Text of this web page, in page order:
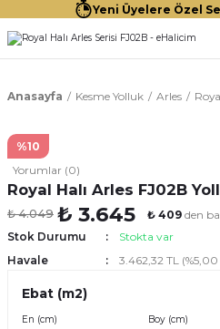
Yeni Üyelere Özel
Anasayfa Kesme Yolluk Arles
%10
Yorumlar (0)
Royal Halı Arles FJ02B
₺ 4.049 ₺ 3.645 ₺ 409 den
Stok Durumu
Stokta var
Havale
3.462,32 TL
Ebat (m2)
En (cm) Boy (cm)